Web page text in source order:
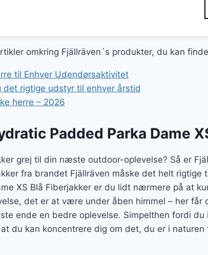
omkring Fjällräven´s produkter, du kan
til Enhver Udendørsaktivitet
det rigtige udstyr til enhver årstid
herre – 2026
Padded Parka Dame
grej til din næste outdoor-oplevelse? Så er
fra brandet Fjällräven måske det helt rigtige
XS Blå Fiberjakker er du lidt nærmere på at
det er at være under åben himmel – her får
ende en bedre oplevelse. Simpelthen fordi
du kan koncentrere dig om det, du er i